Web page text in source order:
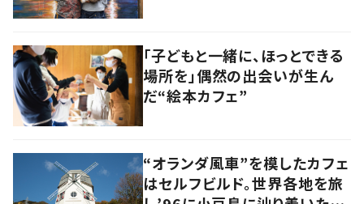
「子どもと一緒に、ほっとできる
場所を」偶然の出会いが生ん
だ“絵本カフェ”
“オランダ風車”を模したカフェ
はセルフビルド。世界各地を旅